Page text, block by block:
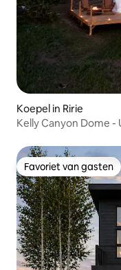
Koepel in Ririe
Kelly Canyon Dome -
Favoriet van gasten
Favoriet van gasten